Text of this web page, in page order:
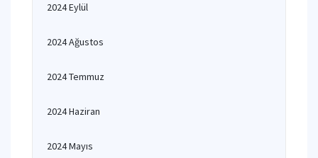
2024 Eylül
2024 Ağustos
2024 Temmuz
2024 Haziran
2024 Mayıs